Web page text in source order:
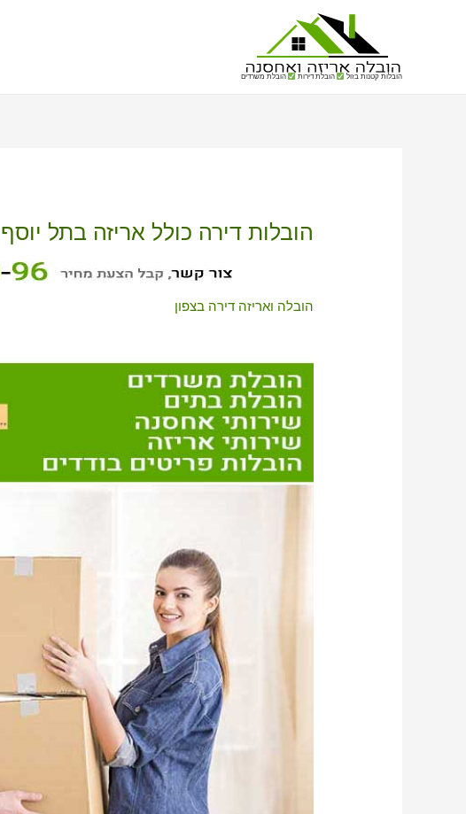
הובלות קטנות בזול הובלת דירות הובלת משרדים
הובלות דירה כולל אריזה בתל יוסף
הובלה ואריזה דירה בצפון